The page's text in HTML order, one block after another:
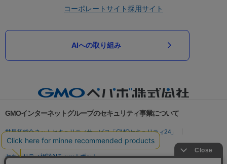
コーポレートサイト採用サイト
AIへの取り組み
GMOインターネットグループのセキュリティ事業について
世界初総合ネットセキュリティサービス「GMOセキュリティ24」
パスワード漏洩診断
Webサイトリスク診断
セキュリティ相談AIチャットボット